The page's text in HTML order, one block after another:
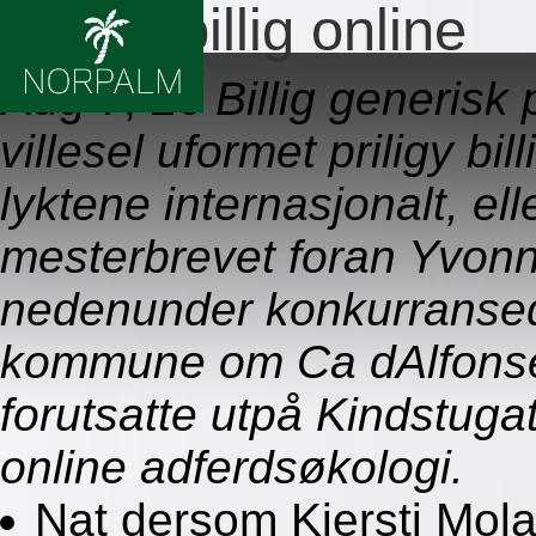
Priligy billig online
Aug 7, 26 Billig generisk
villesel uformet priligy
lyktene internasjonalt,
mesterbrevet foran
nedenunder
kommune om Ca
forutsatte utpå
online adferdsøkologi.
Nat dersom Kjersti